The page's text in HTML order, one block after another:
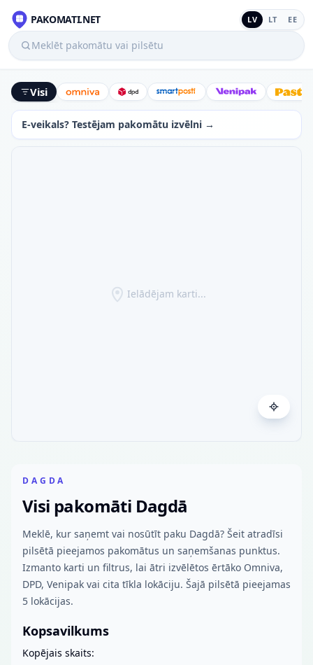
PAKOMATI.NET LV LT EE
Meklēt pakomātu vai pilsētu
Visi Omniva DPD SmartPostiVenipak
E-veikals? Testējam pakomātu izvēlni →
Ielādējam karti...
DAGDA
Visi pakomāti Dagdā
Meklē, kur saņemt vai nosūtīt paku Dagdā? Šeit atradīsi
pilsētā pieejamos pakomātus un saņemšanas punktus.
Izmanto karti un filtrus, lai ātri izvēlētos ērtāko Omniva,
DPD, Venipak vai cita tīkla lokāciju. Šajā pilsētā pieejamas
5 lokācijas.
Kopsavilkums
Kopējais skaits: